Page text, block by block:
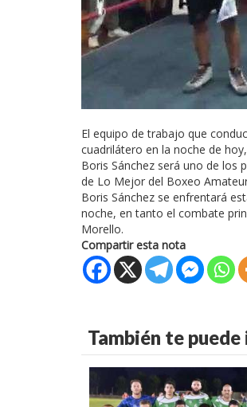
El equipo de trabajo que
cuadrilátero en la noche de
Boris Sánchez será uno de los
de Lo Mejor del Boxeo
Boris Sánchez se enfrentará
noche, en tanto el combate
Morello.
Compartir esta nota
También te